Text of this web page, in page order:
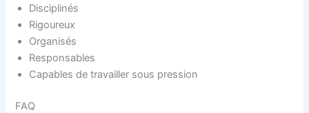
Disciplinés
Rigoureux
Organisés
Responsables
Capables de travailler sous pression
FAQ